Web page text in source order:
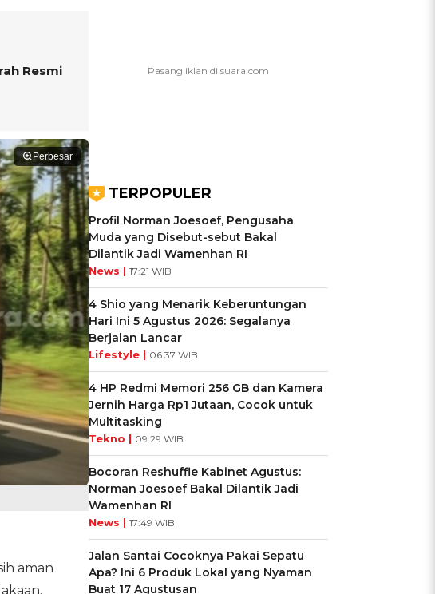
Resmi
Perbesar
aman
TERPOPULER
Profil Norman Joesoef, Pengusaha
Muda yang Disebut-sebut Bakal
Dilantik Jadi Wamenhan RI
News | 17:21 WIB
4 Shio yang Menarik Keberuntungan
Hari Ini 5 Agustus 2026: Segalanya
Berjalan Lancar
Lifestyle | 06:37 WIB
4 HP Redmi Memori 256 GB dan Kamera
Jernih Harga Rp1 Jutaan, Cocok untuk
Multitasking
Tekno | 09:29 WIB
Bocoran Reshuffle Kabinet Agustus:
Norman Joesoef Bakal Dilantik Jadi
Wamenhan RI
News | 17:49 WIB
Jalan Santai Cocoknya Pakai Sepatu
Apa? Ini 6 Produk Lokal yang Nyaman
Buat 17 Agustusan